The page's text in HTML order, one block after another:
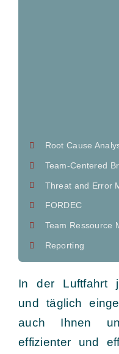
Root Cause
Team-Centered
Threat and Error
FORDEC
Team Ressource
Reporting
In der Luftfahrt
und täglich
auch Ihnen
effizienter und